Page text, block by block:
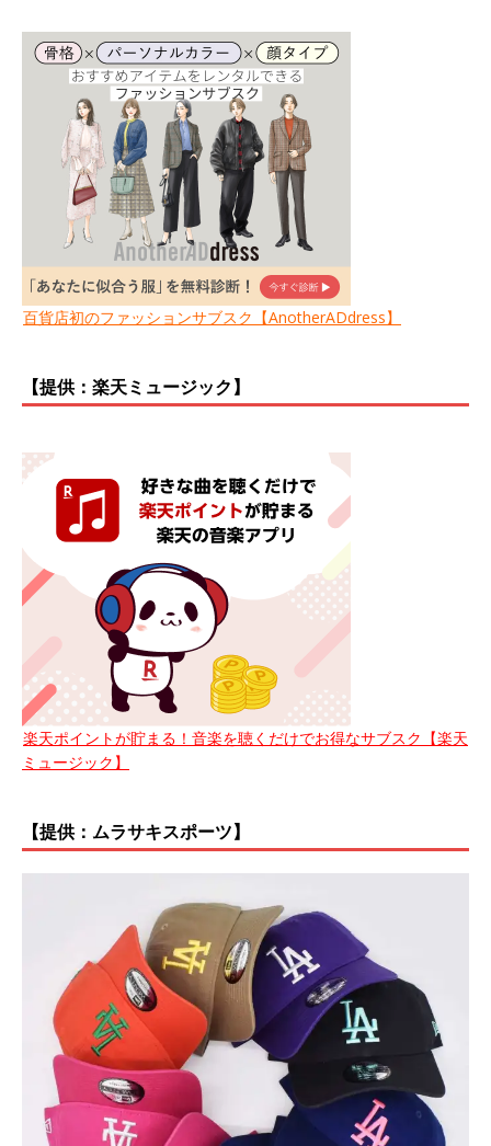
百貨店初のファッションサブスク【AnotherADdress】
【提供：楽天ミュージック】
楽天ポイントが貯まる！音楽を聴くだけでお得なサブスク【楽天
ミュージック】
【提供：ムラサキスポーツ】